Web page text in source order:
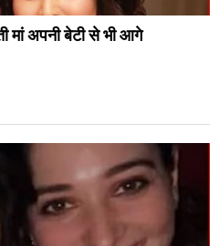
अपनी बेटी से भी आगे